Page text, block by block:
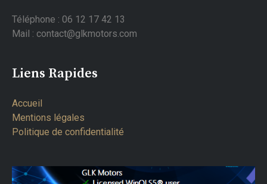
Téléphone : 06 12 17 42 13
Mail : contact@glkmotors.com
Liens Rapides
Accueil
Mentions légales
Politique de confidentialité